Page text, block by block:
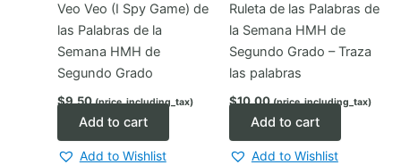
Veo Veo (I Spy Game) de
las Palabras de la
Semana HMH de
Segundo Grado
$9.50 (price_including_tax)
Add to cart
Add to Wishlist
Ruleta de las Palabras de
la Semana HMH de
Segundo Grado – Traza
las palabras
$10.00 (price_including_tax)
Add to cart
Add to Wishlist